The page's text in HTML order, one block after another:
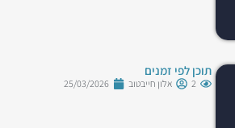
תוכן לפי זמנים
2 אלון חייבטוב 25/03/2026